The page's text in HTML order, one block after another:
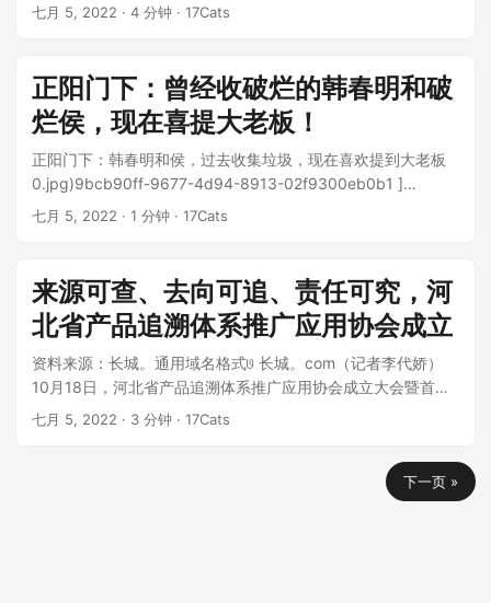
七月 5, 2022 · 4 分钟 · 17Cats
正阳门下：曾经收破烂的韩春明和破
烂侯，现在喜提大老板！
正阳门下：韩春明和侯，过去收集垃圾，现在喜欢提到大老板
0.jpg)9bcb90ff-9677-4d94-8913-02f9300eb0b1 ]
(javascript：；) 正阳门下：曾经收破烂的韩春明和破烂侯，现
七月 5, 2022 · 1 分钟 · 17Cats
来源可查、去向可追、责任可究，河
北省产品追溯体系推广应用协会成立
资料来源：长城。通用域名格式𞓜 长城。com（记者李代娇）
10月18日，河北省产品追溯体系推广应用协会成立大会暨首届
会员大会在石家庄召开。相关...
七月 5, 2022 · 3 分钟 · 17Cats
下一页 »